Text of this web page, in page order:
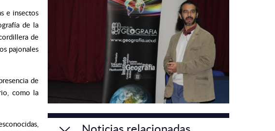
e insectos
de la
de
pajonales
de
como la